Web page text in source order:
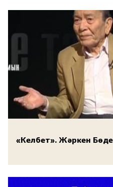
«Келбет». Жәркен